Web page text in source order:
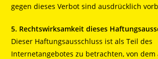
gegen dieses Verbot sind ausdrücklich
5. Rechtswirksamkeit dieses
Dieser Haftungsausschluss ist als Teil des
Internetangebotes zu betrachten, von dem